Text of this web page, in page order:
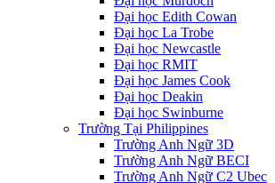
Đại học Edith Cowan
Đại học La Trobe
Đại học Newcastle
Đại học RMIT
Đại học James Cook
Đại học Deakin
Đại học Swinburne
Trường Tại Philippines
Trường Anh Ngữ 3D
Trường Anh Ngữ BECI
Trường Anh Ngữ C2 Ubec